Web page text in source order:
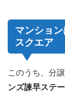
マンショ
スクエア
このうち、分
ンズ諫早ステ